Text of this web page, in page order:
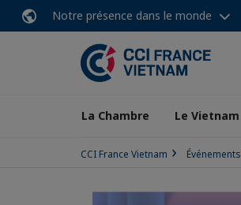
Notre présence dans le monde
La Chambre Le Vietnam
CCI France Vietnam Événements